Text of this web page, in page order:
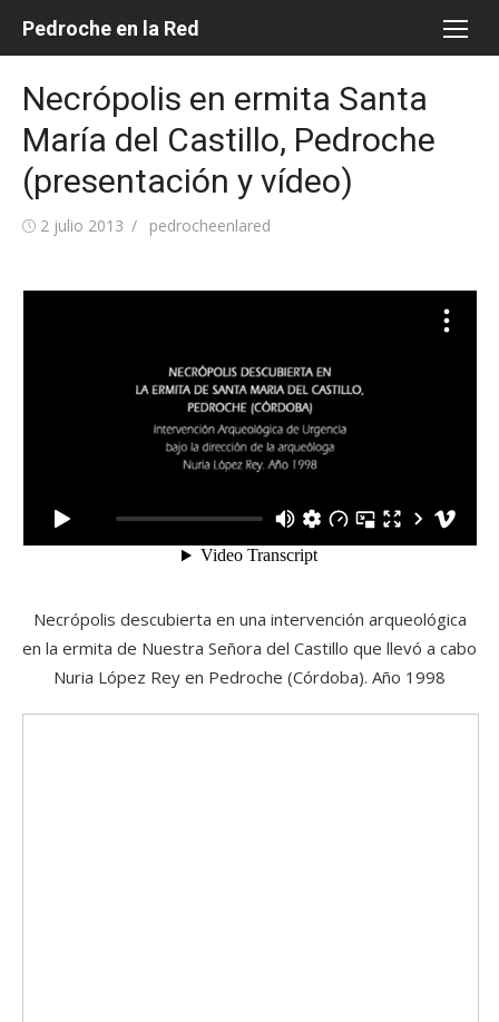
Pedroche en la Red
Necrópolis en ermita Santa
María del Castillo, Pedroche
(presentación y vídeo)
Publicada
2 julio 2013 Autor
pedrocheenlared
Necrópolis descubierta en una intervención arqueológica
en la ermita de Nuestra Señora del Castillo que llevó a cabo
Nuria López Rey en Pedroche (Córdoba). Año 1998